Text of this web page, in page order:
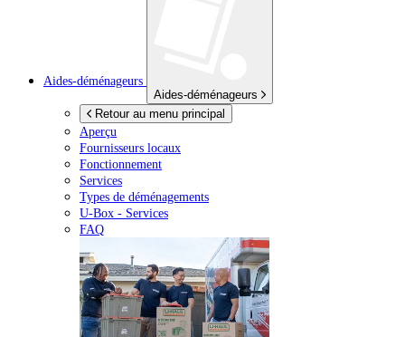
Aides-déménageurs
Aides-déménageurs
Retour au menu principal
Aperçu
Fournisseurs locaux
Fonctionnement
Services
Types de déménagements
U-Box - Services
FAQ